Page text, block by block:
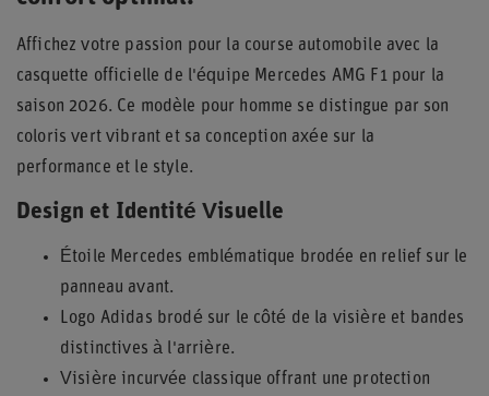
Affichez votre passion pour la course automobile avec la
casquette officielle de l'équipe Mercedes AMG F1 pour la
saison 2026. Ce modèle pour homme se distingue par son
coloris vert vibrant et sa conception axée sur la
performance et le style.
Design et Identité Visuelle
Étoile Mercedes emblématique brodée en relief sur le
panneau avant.
Logo Adidas brodé sur le côté de la visière et bandes
distinctives à l'arrière.
Visière incurvée classique offrant une protection